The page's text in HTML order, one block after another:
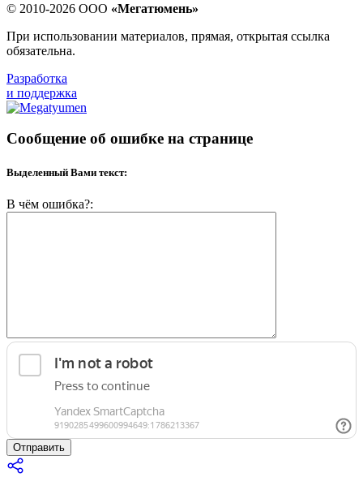
© 2010-2026 ООО «Мегатюмень»
При использовании материалов, прямая, открытая ссылка
обязательна.
Разработка
и поддержка
Сообщение об ошибке на странице
Выделенный Вами текст:
В чём ошибка?:
Отправить